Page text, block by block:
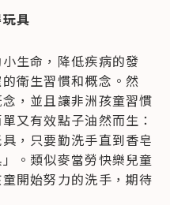
具
生命，降低疾病的發
衛生習慣和概念。然
，並且讓非洲孩童習慣
又有效點子油然而生：
，只要勤洗手直到香皂
。類似麥當勞快樂兒童
開始努力的洗手，期待